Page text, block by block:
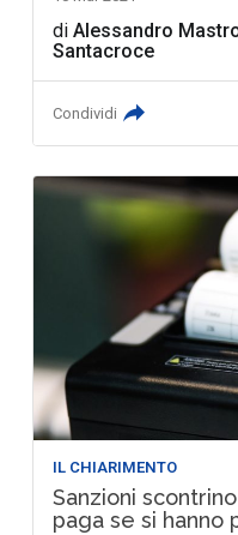
diAlessandro
Santacroce
Condividi
IL CHIARIMENTO
Sanzioni
paga se si hanno